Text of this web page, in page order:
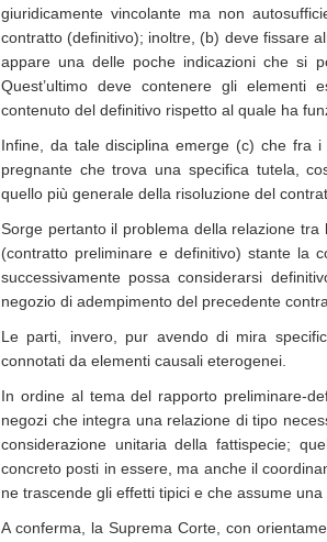
giuridicamente vincolante ma non
contratto (definitivo); inoltre, (b) deve fissare
appare una delle poche indicazioni che si
Quest’ultimo deve contenere gli elementi
contenuto del definitivo rispetto al quale ha
Infine, da tale disciplina emerge (c) che fra
pregnante che trova una specifica tutela,
quello più generale della risoluzione del
Sorge pertanto il problema della relazione
(contratto preliminare e definitivo) stante la
successivamente possa considerarsi
negozio di adempimento del precedente
Le parti, invero, pur avendo di mira
connotati da elementi causali eterogenei.
In ordine al tema del rapporto preliminare-
negozi che integra una relazione di tipo
considerazione unitaria della fattispecie;
concreto posti in essere, ma anche il
ne trascende gli effetti tipici e che assume
A conferma, la Suprema Corte, con